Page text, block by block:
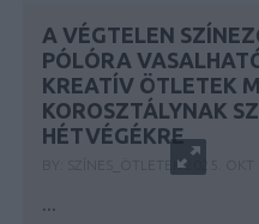
A VÉGTELEN
PÓLÓRA
KREATÍV ÖTLETEK
KOROSZTÁLYNAK
HÉTVÉGÉKRE
SZÍNES_ÖTLETEK2025. OKT
...